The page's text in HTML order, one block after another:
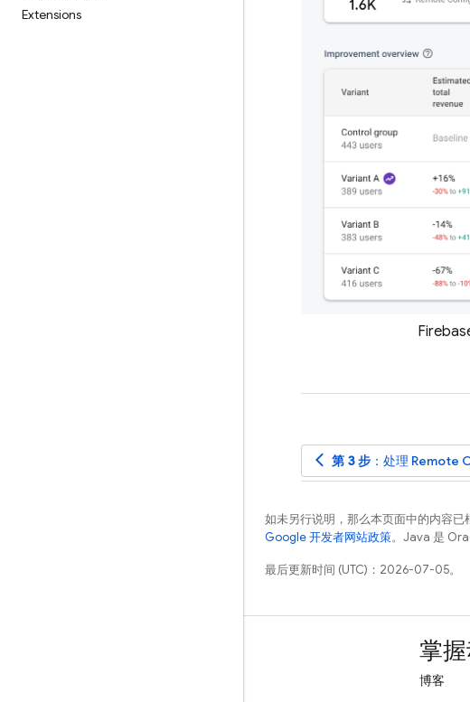
Extensions
arrow_back_ios 第 3 步 ：处理 Remote
如未另行说明，那么本页面中的内容已
Google 开发者网站政策。Java 是
最后更新时间 (UTC)：2026-07-05。
掌
博客